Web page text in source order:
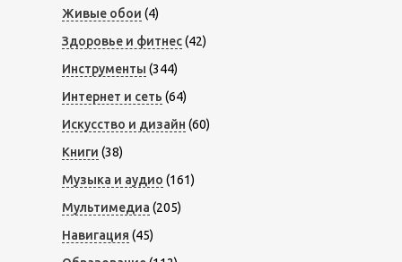
Живые обои (4)
Здоровье и фитнес(42)
Инструменты (344)
Интернет и сеть (64)
Искусство и дизайн (60)
Книги (38)
Музыка и аудио (161)
Мультимедиа (205)
Навигация (45)